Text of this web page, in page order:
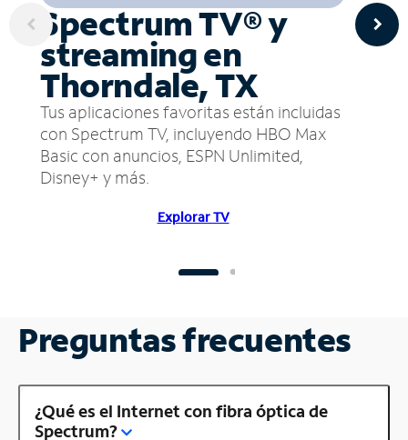
Spectrum TV® y
streaming en
Thorndale, TX
Tus aplicaciones favoritas están incluidas
con Spectrum TV, incluyendo HBO Max
Basic con anuncios, ESPN Unlimited,
Disney+ y más.
Explorar TV
Preguntas frecuentes
¿Qué es el Internet con fibra óptica de
Spectrum?